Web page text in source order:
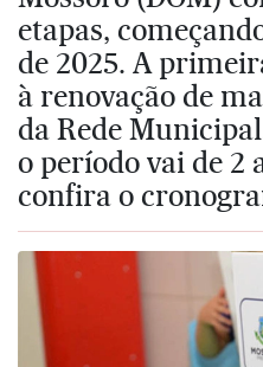
etapas,
de 2025. A
à renovação de
da Rede
o período vai de 2
confira o